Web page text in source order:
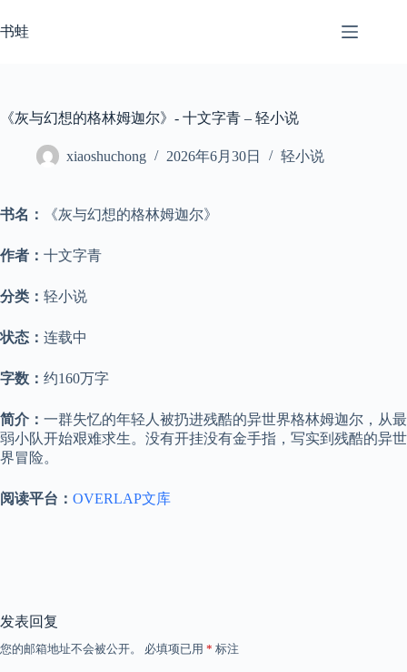
至
书蛙
《灰与幻想的格林姆迦尔》- 十文字青 – 轻小说
xiaoshuchong 2026年6月30日 轻小说
书名： 《灰与幻想的格林姆迦尔》
作者： 十文字青
分类： 轻小说
状态： 连载中
字数： 约160万字
简介： 一群失忆的年轻人被扔进残酷的异世界格林姆迦尔，从最
弱小队开始艰难求生。没有开挂没有金手指，写实到残酷的异世
界冒险。
阅读平台： OVERLAP文库
发表回复
您的邮箱地址不会被公开。 必填项已用 * 标注